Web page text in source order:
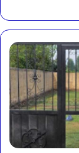
D
o
n
n
t
v